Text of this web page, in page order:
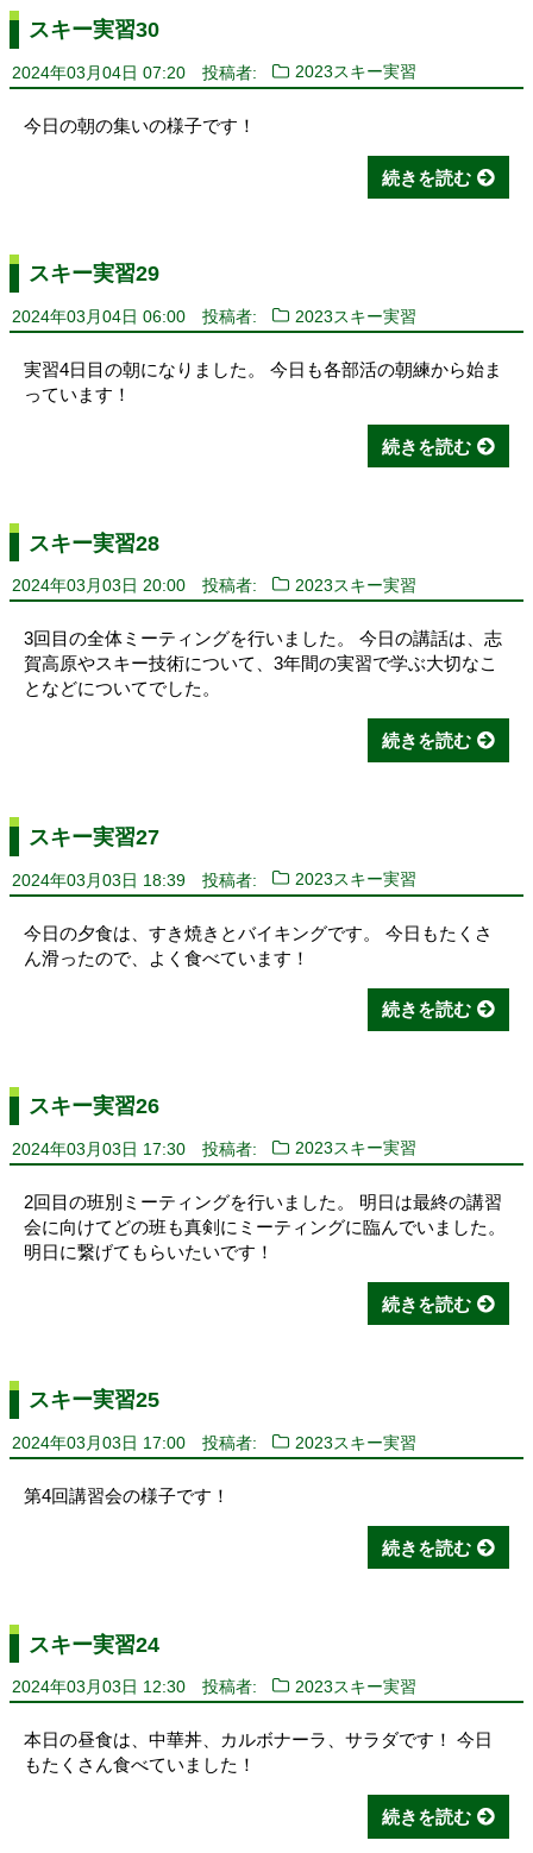
スキー実習30
2024年03月04日 07:20 投稿者: 2023スキー実習
今日の朝の集いの様子です！
続きを読む
スキー実習29
2024年03月04日 06:00 投稿者: 2023スキー実習
実習4日目の朝になりました。 今日も各部活の朝練から始ま
っています！
続きを読む
スキー実習28
2024年03月03日 20:00 投稿者: 2023スキー実習
3回目の全体ミーティングを行いました。 今日の講話は、志
賀高原やスキー技術について、3年間の実習で学ぶ大切なこ
となどについてでした。
続きを読む
スキー実習27
2024年03月03日 18:39 投稿者: 2023スキー実習
今日の夕食は、すき焼きとバイキングです。 今日もたくさ
ん滑ったので、よく食べています！
続きを読む
スキー実習26
2024年03月03日 17:30 投稿者: 2023スキー実習
2回目の班別ミーティングを行いました。 明日は最終の講習
会に向けてどの班も真剣にミーティングに臨んでいました。
明日に繋げてもらいたいです！
続きを読む
スキー実習25
2024年03月03日 17:00 投稿者: 2023スキー実習
第4回講習会の様子です！
続きを読む
スキー実習24
2024年03月03日 12:30 投稿者: 2023スキー実習
本日の昼食は、中華丼、カルボナーラ、サラダです！ 今日
もたくさん食べていました！
続きを読む